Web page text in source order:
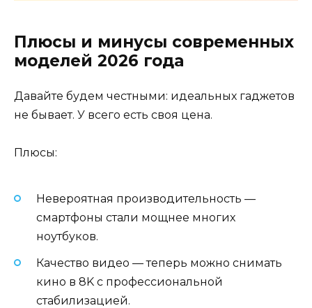
Плюсы и минусы современных
моделей 2026 года
Давайте будем честными: идеальных гаджетов
не бывает. У всего есть своя цена.
Плюсы:
Невероятная производительность —
смартфоны стали мощнее многих
ноутбуков.
Качество видео — теперь можно снимать
кино в 8K с профессиональной
стабилизацией.